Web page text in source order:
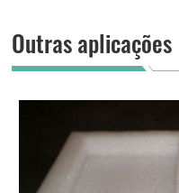
Outras aplicações